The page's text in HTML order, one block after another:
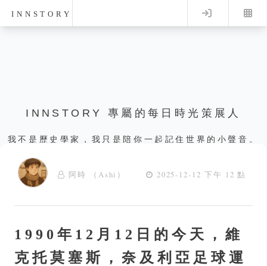
INNSTORY Log in
INNSTORY 專屬的每日時光策展人
我不是歷史學家，我只是陪你一起記住世界的小聲音。
阿時 （Ashi） 2025-12-12 下午 12 點
1990年12月12日的今天，維
克托莫塞斯，奈及利亞足球運